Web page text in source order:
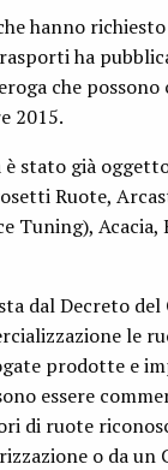
hanno
ha
che
2015.
è stato già
Ruote,
Tuning),
dal Decreto
le
prodotte e
essere
di ruote
o da